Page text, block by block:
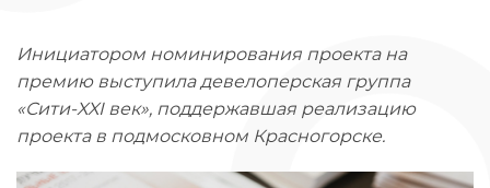
Инициатором номинирования проекта на
премию выступила девелоперская группа
«Сити-XXIвек», поддержавшая реализацию
проекта в подмосковном Красногорске.